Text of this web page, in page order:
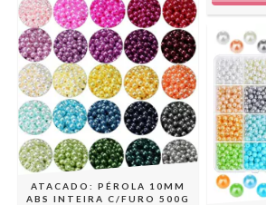
ATACADO: PÉROLA 10MM
ABS INTEIRA C/FURO 500G